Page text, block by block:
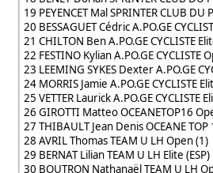
19 PEYENCET Mal SPRINTER CLUB DU
20 BESSAGUET Cédric A.PO.GE
21 CHILTON Ben A.PO.GE CYCLISTE
22 FESTINO Kylian A.PO.GE CYCLISTE
23 LEEMING SYKES Dexter A.PO.GE
24 MORRIS Jamie A.PO.GE CYCLISTE
25 VETTER Laurick A.PO.GE CYCLISTE
26 GIROTTI Matteo OCEANETOP16
27 THIBAULT Jean Denis OCEANE TOP
28 AVRIL Thomas TEAM U LH Open (1)
29 BERNAT Lilian TEAM U LH Elite (ESP)
30 BOUTRON Nathanaël TEAM U LH